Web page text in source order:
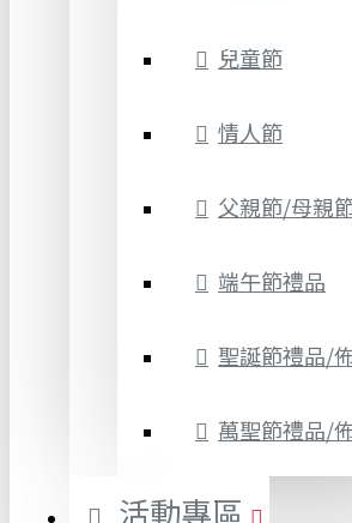
兒童節
情人節
父親節/母親
端午節禮品
聖誕節禮品/
萬聖節禮品/
活動專區